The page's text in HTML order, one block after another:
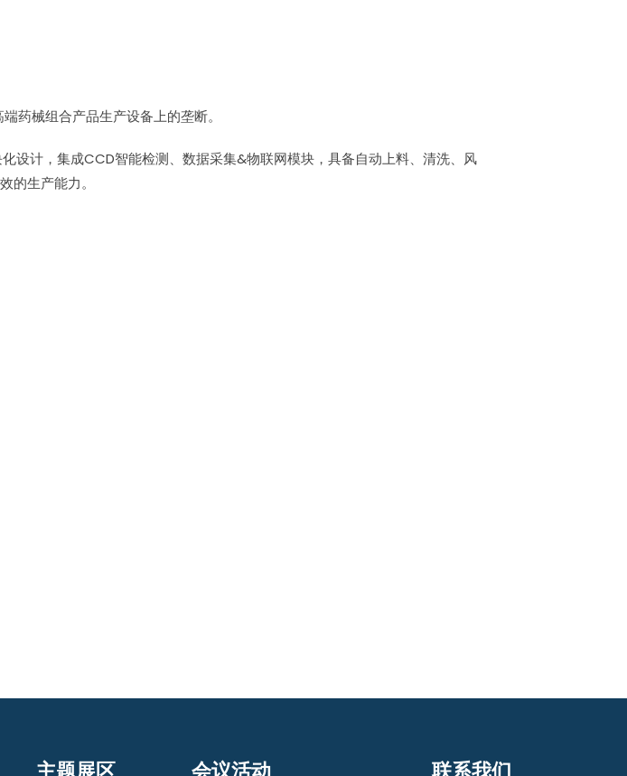
药械组合产品生产设备上的垄断。
设计，集成CCD智能检测、数据采集&物联网模块，具备自动上料、清洗、风
的生产能力。